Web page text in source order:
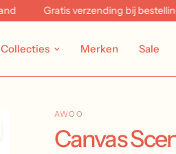
Gratis verzending bij
Collecties Merken Sale
AWOO
Canvas